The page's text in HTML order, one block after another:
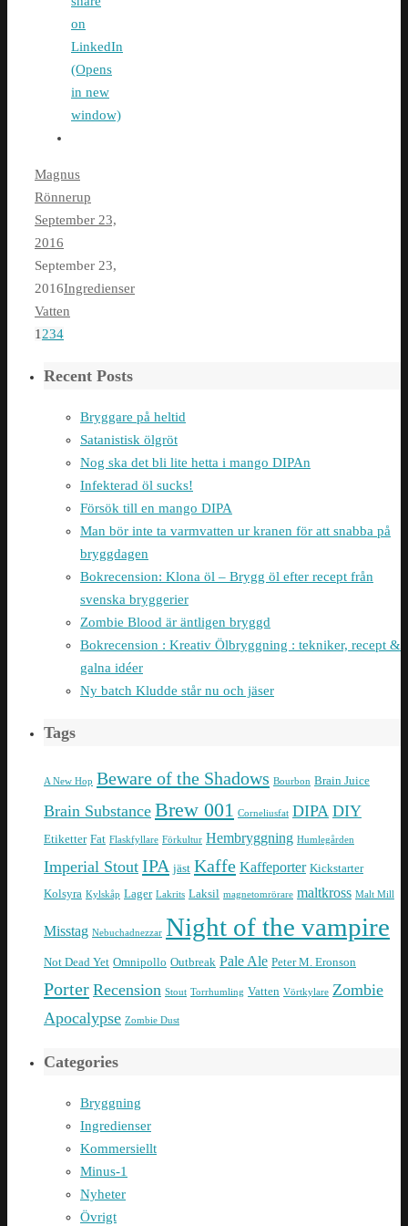
on
LinkedIn
(Opens
in new
window)
Magnus
Rönnerup
September 23,
2016
September 23,
2016Ingredienser
Vatten
1234
Recent Posts
Bryggare på heltid
Satanistisk ölgröt
Nog ska det bli lite hetta i mango DIPAn
Infekterad öl sucks!
Försök till en mango DIPA
Man bör inte ta varmvatten ur kranen för att snabba på
bryggdagen
Bokrecension: Klona öl – Brygg öl efter recept från
svenska bryggerier
Zombie Blood är äntligen bryggd
Bokrecension : Kreativ Ölbryggning : tekniker, recept &
galna idéer
Ny batch Kludde står nu och jäser
Tags
A New Hop Beware of the Shadows Bourbon Brain Juice
Brain Substance Brew 001 Corneliusfat DIPA DIY
Etiketter Fat Flaskfyllare Förkultur Hembryggning Humlegården
Imperial Stout IPA jäst Kaffe Kaffeporter Kickstarter
Kolsyra Kylskåp Lager Lakrits Laksil magnetomrörare maltkross Malt Mill
Misstag Nebuchadnezzar Night of the vampire
Not Dead Yet Omnipollo Outbreak Pale Ale Peter M. Eronson
Porter Recension Stout Torrhumling Vatten Vörtkylare Zombie
Apocalypse Zombie Dust
Categories
Bryggning
Ingredienser
Kommersiellt
Minus-1
Nyheter
Övrigt